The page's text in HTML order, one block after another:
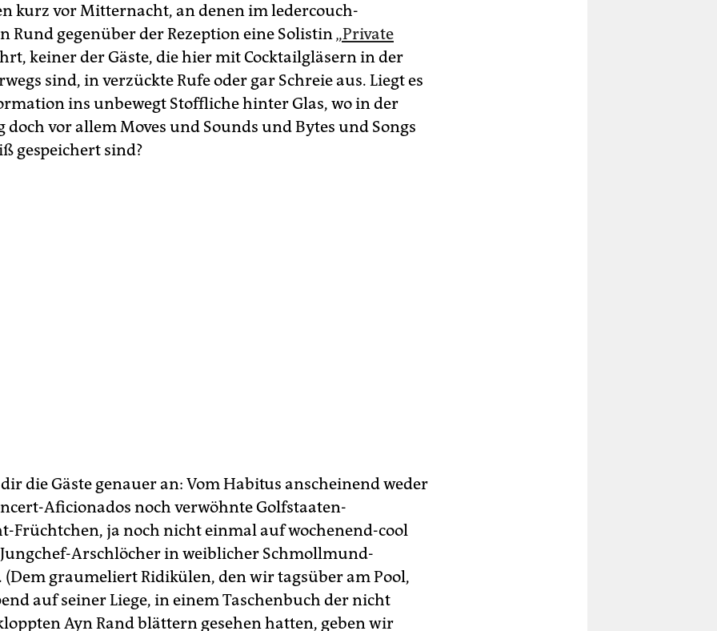
kurz vor Mitternacht, an denen im ledercouch-
Rund gegenüber der Rezeption eine Solistin„Private
keiner der Gäste, die hier mit Cocktailgläsern in der
sind, in verzückte Rufe oder gar Schreie aus. Liegt es
ins unbewegt Stoffliche hinter Glas, wo in der
vor allem Moves und Sounds und Bytes und Songs
gespeichert sind?
die Gäste genauer an: Vom Habitus anscheinend weder
Aficionados noch verwöhnte Golfstaaten-
Früchtchen, ja noch nicht einmal auf wochenend-cool
Arschlöcher in weiblicher Schmollmund-
(Dem graumeliert Ridikülen, den wir tagsüber am Pool,
auf seiner Liege, in einem Taschenbuch der nicht
Ayn Rand blättern gesehen hatten, geben wir